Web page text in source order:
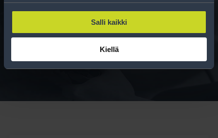
Salli kaikki
Kiellä
Rengasinfo
Tavallisen ihmisen tietoa merkinnöistä, renkaista ja